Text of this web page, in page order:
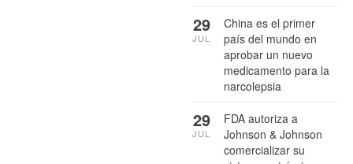
China es el primer
país del mundo en
aprobar un nuevo
medicamento para la
narcolepsia
29
JUL
FDA autoriza a
Johnson & Johnson
comercializar su
29
JUL